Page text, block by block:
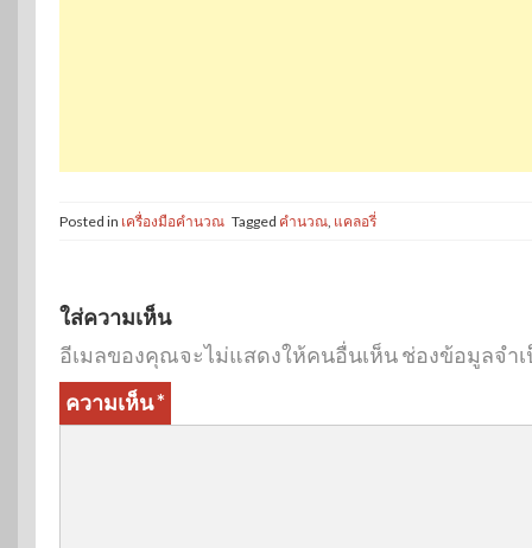
Posted in เครื่องมือคำนวณ Tagged คำนวณ แคลอรี่
ใส่ความเห็น
อีเมลของคุณจะไม่แสดงให้คนอื่นเห็นช่องข้อมูลจำ
ความเห็น*